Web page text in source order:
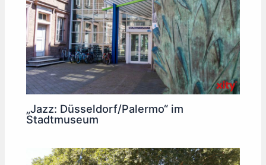
„Jazz: Düsseldorf/Palermo“ im
Stadtmuseum